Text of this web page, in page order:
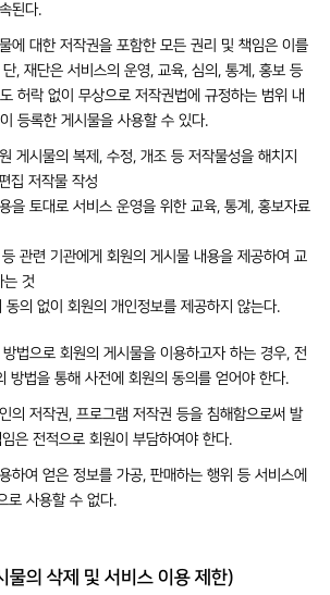
된다.
에 대한 저작권을 포함한 모든 권리 및 책임은 이를
, 재단은 서비스의 운영, 교육, 심의, 통계, 홍보 등
허락 없이 무상으로 저작권법에 규정하는 범위 내
등록한 게시물을 사용할 수 있다.
게시물의 복제, 수정, 개조 등 저작물성을 해치지
집 저작물 작성
을 토대로 서비스 운영을 위한 교육, 통계, 홍보자료
관련 기관에게 회원의 게시물 내용을 제공하여 교
는 것
의 없이 회원의 개인정보를 제공하지 않는다.
법으로 회원의 게시물을 이용하고자 하는 경우, 전
방법을 통해 사전에 회원의 동의를 얻어야 한다.
의 저작권, 프로그램 저작권 등을 침해함으로써 발
은 전적으로 회원이 부담하여야 한다.
하여 얻은 정보를 가공, 판매하는 행위 등 서비스에
로 사용할 수 없다.
물의 삭제 및 서비스 이용 제한)